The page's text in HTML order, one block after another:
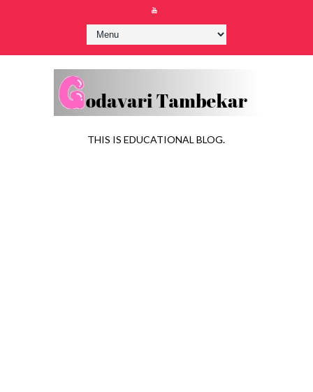
THIS IS EDUCATIONAL BLOG.